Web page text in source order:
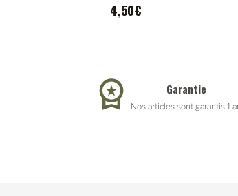
4,50€
Garantie
Nos articles sont garantis 1